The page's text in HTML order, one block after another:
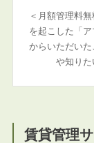
＜月額管理料
を起こした「
からいただい
や知りた
賃貸管理